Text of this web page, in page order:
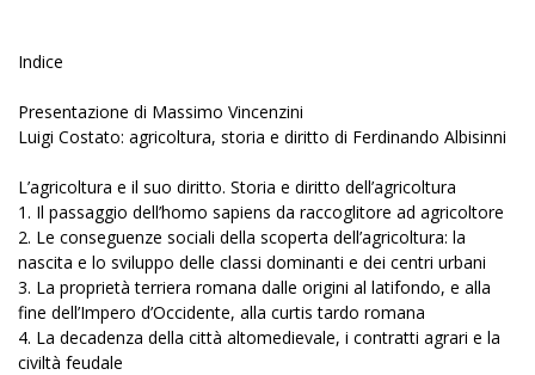
Indice
Presentazione di Massimo Vincenzini
Luigi Costato: agricoltura, storia e diritto di Ferdinando Albisinni
L’agricoltura e il suo diritto. Storia e diritto dell’agricoltura
1. Il passaggio dell’homo sapiens da raccoglitore ad agricoltore
2. Le conseguenze sociali della scoperta dell’agricoltura: la
nascita e lo sviluppo delle classi dominanti e dei centri urbani
3. La proprietà terriera romana dalle origini al latifondo, e alla
fine dell’Impero d’Occidente, alla curtis tardo romana
4. La decadenza della città altomedievale, i contratti agrari e la
civiltà feudale